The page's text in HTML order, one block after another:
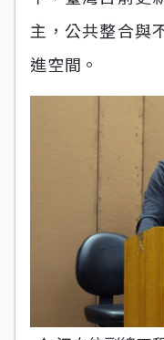
主，公共整合與
進空間。